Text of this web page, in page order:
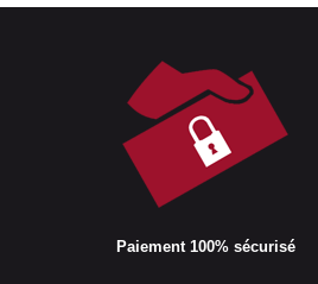
Paiement 100% sécurisé